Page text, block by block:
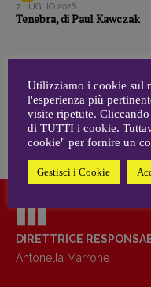
Marcoli
Spallina ,Roberto Sturm
CONTATTI
Case editrici e
recensioni:
Elio Grasso
Coordinamento Primo
Elisabetta Michielin
Coordinamento News
Anna da Re
Coordinamento
Fabio Malagnini
7 LUGLIO 2026
Tenebra, di Paul Kawczak
1 2 3
111
DIRETTRICE
Antonella Marrone
Utilizziamo i cookie sul
l'esperienza più
visite ripetute.
di TUTTI i cookie.
cookie" per fornire un
Gestisci i Cookie